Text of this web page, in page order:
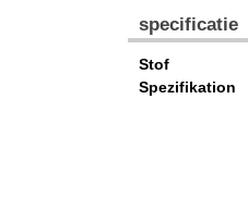
specificatie
Stof
Spezifikation